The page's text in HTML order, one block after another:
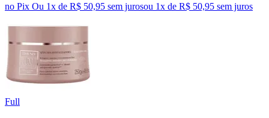
no Pix Ou 1x de R$ 50,95 sem jurosou 1x de R$ 50,95 sem juros
Full